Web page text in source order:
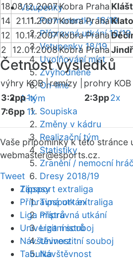
Vstupenky
Permanentky 18/19
Přípravná utkání 18/19
Vstupenky 18/19
Uvolňování míst
Zvýhodněné
On-line
A-tým
Soupiska
Změny v kádru
Realizační tým
Statistiky
Zranění / nemocní
Dresy 2018/19
Zápasy
Tipsport extraliga
Přípravná utkání
Liga mistrů
Univerzitní souboj
Návštěvnost
1808.12.2007Kobra Praha
14 21.11.2007Kobra Praha
12 10.11.2007Kobra Praha
2
12.01.2008Kobra Praha
Četnost výsledků
výhry KOB |remízy |
prohry KOB
3:2pp1x
7:6pp 1x
2:3pp2x
Vaše připomínky k této stránce
webmaster@esports.cz.
Tweet
Tipsport extraliga
Přípravná utkání
Liga mistrů
Univerzitní souboj
Návštěvnost
Tabulka